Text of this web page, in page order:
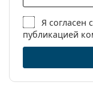
Категория:
Я согласен с
публикацией